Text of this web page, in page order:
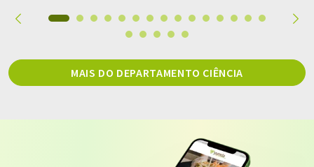
MAIS DO DEPARTAMENTO CIÊNCIA